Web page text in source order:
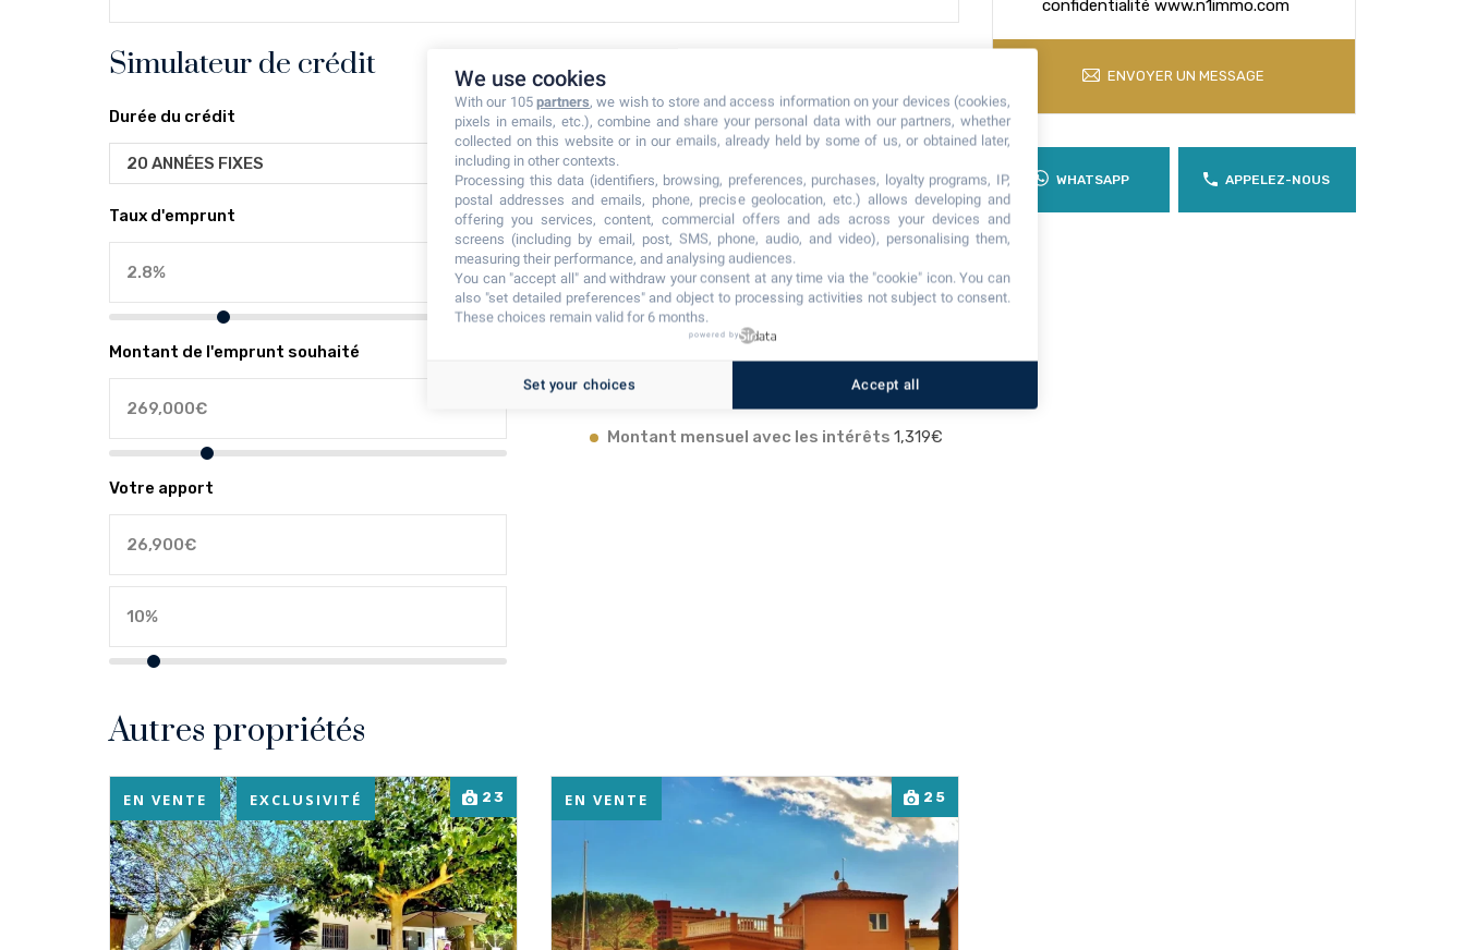
Simulateur de crédit
Durée du crédit
20 ANNÉES FIXES
Taux d'emprunt
Montant de l'emprunt souhaité
Votre apport
1,319€
par mois
20Années fixes, Taux d'emprunt
Montant mensuel avec les intérêts1,319€
Autres propriétés
23
EN VENTE EXCLUSIVITÉ 25
EN VENTE
confidentialité www.n1immo.com
ENVOYER UN MESSAGE
WHATSAPP APPELEZ-NOUS
We use cookies
With our 105partners, we wish to store and access information on your devices (cookies,
pixels in emails, etc.), combine and share your personal data with our partners, whether
collected on this website or in our emails, already held by some of us, or obtained later,
including in other contexts.
Processing this data (identifiers, browsing, preferences, purchases, loyalty programs, IP,
postal addresses and emails, phone, precise geolocation, etc.) allows developing and
offering you services, content, commercial offers and ads across your devices and
screens (including by email, post, SMS, phone, audio, and video), personalising them,
measuring their performance, and analysing audiences.
You can "accept all" and withdraw your consent at any time via the "cookie" icon. You can
also "set detailed preferences" and object to processing activities not subject to consent.
These choices remain valid for 6 months.
powered by
Set your choices Accept all